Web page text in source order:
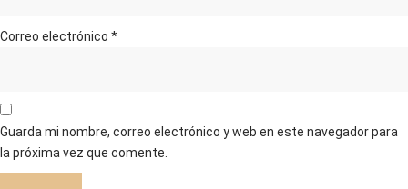
Correo electrónico *
Guarda mi nombre, correo electrónico y web en este navegador para
la próxima vez que comente.